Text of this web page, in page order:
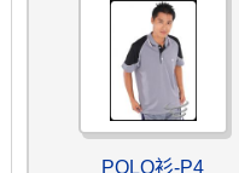
POLO衫-P4